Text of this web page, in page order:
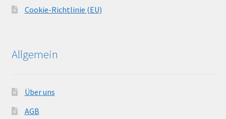
Cookie-Richtlinie (EU)
Allgemein
Über uns
AGB